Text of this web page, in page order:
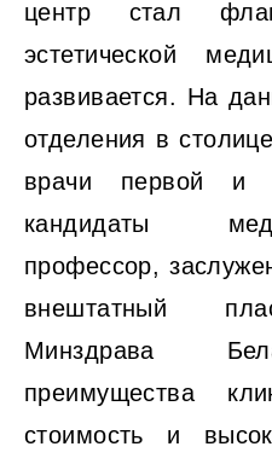
центр стал
эстетической
развивается. На
отделения в
врачи первой и
кандидаты
профессор,
внештатный
Минздрава
преимущества
стоимость и